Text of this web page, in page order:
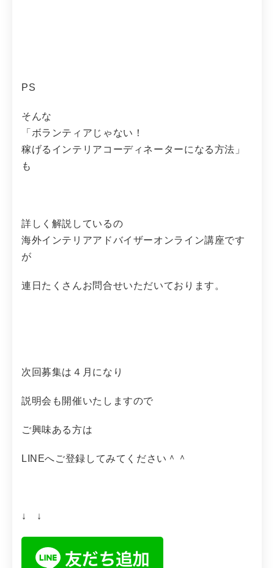
PS
そんな
「ボランティアじゃない！
稼げるインテリアコーディネーターになる方法」
も
詳しく解説しているの
海外インテリアアドバイザーオンライン講座です
が
連日たくさんお問合せいただいております。
次回募集は４月になり
説明会も開催いたしますので
ご興味ある方は
LINEへご登録してみてください＾＾
↓ ↓